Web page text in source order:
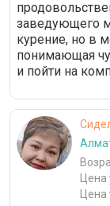
заведующего
курение, но в
понимающая
и пойти на
Цена
Цена